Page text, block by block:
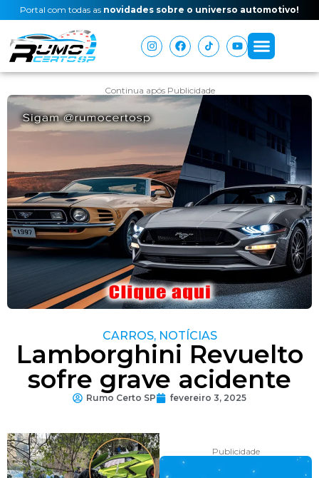
Portal com todas as novidades sobre o universo automotivo!
Continua após Publicidade
CARROS, NOTÍCIAS
Lamborghini Revuelto
sofre grave acidente
Rumo Certo SP fevereiro 3, 2025
Publicidade